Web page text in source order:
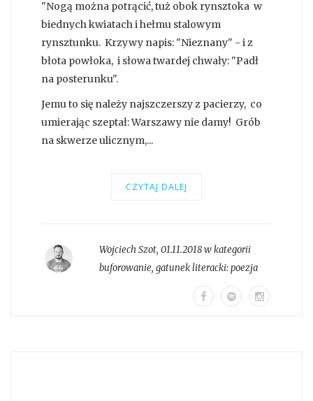
"Nogą można potrącić, tuż obok rynsztoka w
biednych kwiatach i hełmu stalowym
rynsztunku. Krzywy napis: "Nieznany" - i z
błota powłoka, i słowa twardej chwały: "Padł
na posterunku".
Jemu to się należy najszczerszy z pacierzy, co
umierając szeptał: Warszawy nie damy! Grób
na skwerze ulicznym,...
CZYTAJ DALEJ
Wojciech Szot, 01.11.2018 w kategorii
buforowanie, gatunek literacki:poezja